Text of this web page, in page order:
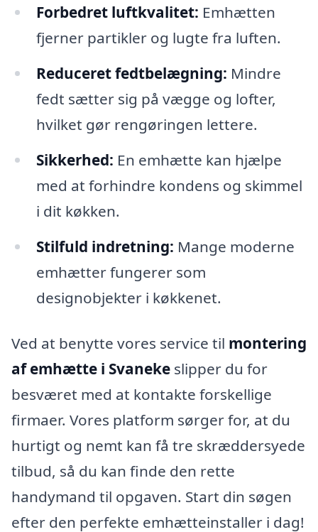
Forbedret luftkvalitet: Emhætten
fjerner partikler og lugte fra luften.
Reduceret fedtbelægning: Mindre
fedt sætter sig på vægge og lofter,
hvilket gør rengøringen lettere.
Sikkerhed: En emhætte kan hjælpe
med at forhindre kondens og skimmel
i dit køkken.
Stilfuld indretning: Mange moderne
emhætter fungerer som
designobjekter i køkkenet.
Ved at benytte vores service til montering
af emhætte i Svaneke slipper du for
besværet med at kontakte forskellige
firmaer. Vores platform sørger for, at du
hurtigt og nemt kan få tre skræddersyede
tilbud, så du kan finde den rette
handymand til opgaven. Start din søgen
efter den perfekte emhætteinstaller i dag!